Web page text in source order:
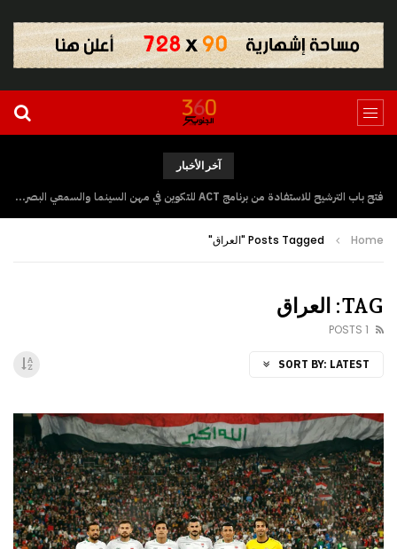
آخر الأخبار
فتح باب الترشيح للاستفادة من برنامج ACT للتكوين في مهن السينما والسمعي البصري بجهة كلميم وادنون
Home Posts Tagged "العراق"
TAG: العراق
1 POSTS
SORT BY: LATEST